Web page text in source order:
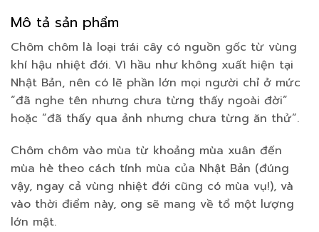
Mô tả sản phẩm
Chôm chôm là loại trái cây có nguồn gốc từ vùng
khí hậu nhiệt đới. Vì hầu như không xuất hiện tại
Nhật Bản, nên có lẽ phần lớn mọi người chỉ ở mức
“đã nghe tên nhưng chưa từng thấy ngoài đời”
hoặc “đã thấy qua ảnh nhưng chưa từng ăn thử”.
Chôm chôm vào mùa từ khoảng mùa xuân đến
mùa hè theo cách tính mùa của Nhật Bản (đúng
vậy, ngay cả vùng nhiệt đới cũng có mùa vụ!), và
vào thời điểm này, ong sẽ mang về tổ một lượng
lớn mật.